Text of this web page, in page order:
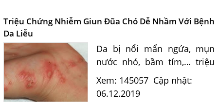
Triệu Chứng Nhiễm Giun Đũa Chó Dễ Nhầm Với Bệnh
Da Liễu
Da bị nổi mẩn ngứa, mụn
nước nhỏ, bầm tím,… triệu
chứng giống hệt các bệnh
da liễu, nhưng khi đi khám
Xem: 145057 Cập nhật:
06.12.2019